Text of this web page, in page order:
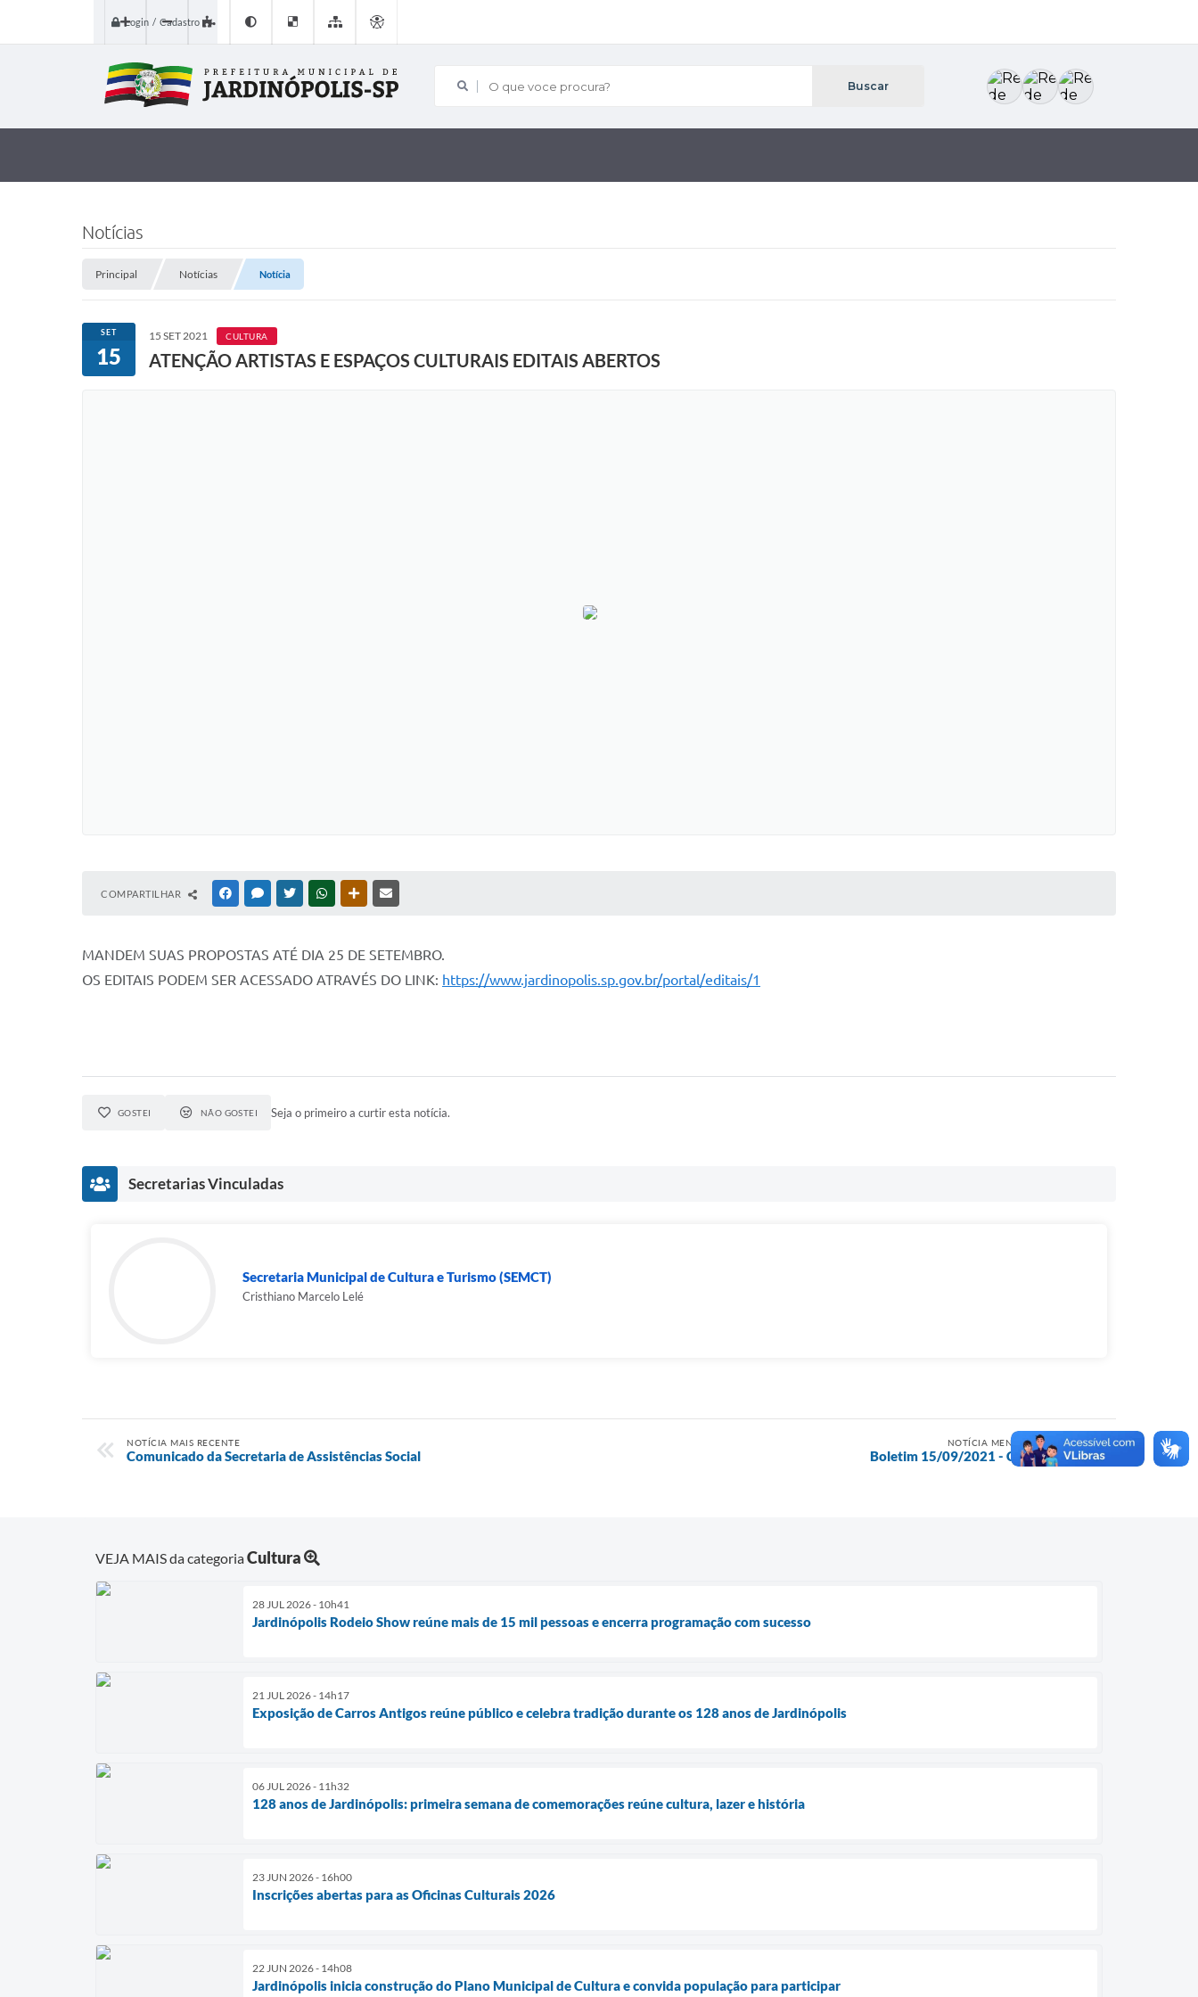
Login / Cadastro
O que voce procura?
Notícias
Principal Notícias Notícia
SET
15
15 SET 2021 CULTURA
ATENÇÃO ARTISTAS E ESPAÇOS CULTURAIS EDITAIS ABERTOS
COMPARTILHAR FACEBOOKMESSENGER
TWITTERWHATSAPPOUTRAS MÍDIAS
MANDEM SUAS PROPOSTAS ATÉ DIA 25 DE SETEMBRO.
OS EDITAIS PODEM SER ACESSADO ATRAVÉS DO LINK: https://www.jardinopolis.sp.gov.br/portal/editais/1
GOSTEI NÃO GOSTEI Seja o primeiro a curtir esta notícia.
Secretarias Vinculadas
Secretaria Municipal de Cultura e Turismo (SEMCT)
Cristhiano Marcelo Lelé
NOTÍCIA MAIS RECENTE
Comunicado da Secretaria de Assistências Social
NOTÍCIA MENOS RECENTE
Boletim 15/09/2021 - COVID-19
VEJA MAIS da categoriaCultura
28 JUL 2026 - 10h41
Jardinópolis Rodeio Show reúne mais de 15 mil pessoas e encerra programação com sucesso
21 JUL 2026 - 14h17
Exposição de Carros Antigos reúne público e celebra tradição durante os 128 anos de Jardinópolis
06 JUL 2026 - 11h32
128 anos de Jardinópolis: primeira semana de comemorações reúne cultura, lazer e história
23 JUN 2026 - 16h00
Inscrições abertas para as Oficinas Culturais 2026
22 JUN 2026 - 14h08
Jardinópolis inicia construção do Plano Municipal de Cultura e convida população para participar